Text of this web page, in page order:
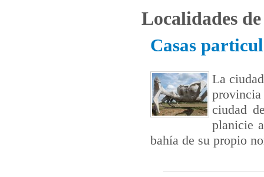
Localidades
Casas
La
ciudad
planicie
bahía de su propio